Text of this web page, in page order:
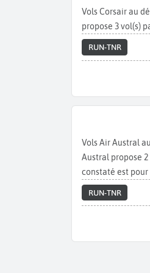
Vols Corsair au
propose 3 vol(s)
RUN-TNR
Vols Air Austral
Austral propose
constaté est pour
RUN-TNR